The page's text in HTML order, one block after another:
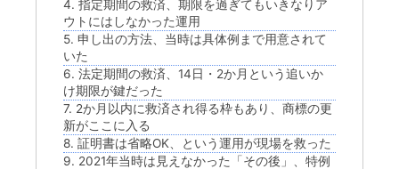
4. 指定期間の救済、期限を過ぎてもいきなりア
ウトにはしなかった運用
5. 申し出の方法、当時は具体例まで用意されて
いた
6. 法定期間の救済、14日・2か月という追いか
け期限が鍵だった
7. 2か月以内に救済され得る枠もあり、商標の更
新がここに入る
8. 証明書は省略OK、という運用が現場を救った
9. 2021年当時は見えなかった「その後」、特例